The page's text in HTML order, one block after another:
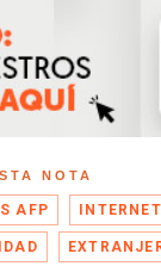
NOTA
AFP INTERNET